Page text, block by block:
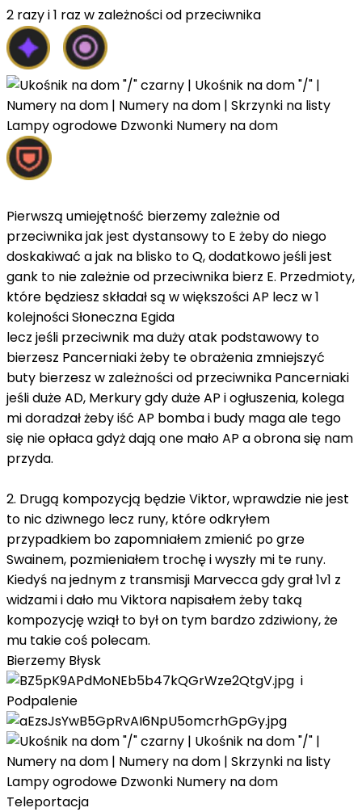
2 razy i 1 raz w zależności od przeciwnika
Pierwszą umiejętność bierzemy zależnie od
przeciwnika jak jest dystansowy to E żeby do niego
doskakiwać a jak na blisko to Q, dodatkowo jeśli jest
gank to nie zależnie od przeciwnika bierz E. Przedmioty,
które będziesz składał są w większości AP lecz w 1
kolejności Słoneczna Egida
lecz jeśli przeciwnik ma duży atak podstawowy to
bierzesz Pancerniaki żeby te obrażenia zmniejszyć
buty bierzesz w zależności od przeciwnika Pancerniaki
jeśli duże AD, Merkury gdy duże AP i ogłuszenia, kolega
mi doradzał żeby iść AP bomba i budy maga ale tego
się nie opłaca gdyż dają one mało AP a obrona się nam
przyda.
2. Drugą kompozycją będzie Viktor, wprawdzie nie jest
to nic dziwnego lecz runy, które odkryłem
przypadkiem bo zapomniałem zmienić po grze
Swainem, pozmieniałem trochę i wyszły mi te runy.
Kiedyś na jednym z transmisji Marvecca gdy grał 1v1 z
widzami i dało mu Viktora napisałem żeby taką
kompozycję wziął to był on tym bardzo zdziwiony, że
mu takie coś polecam.
Bierzemy Błysk
i
Podpalenie
Teleportacja